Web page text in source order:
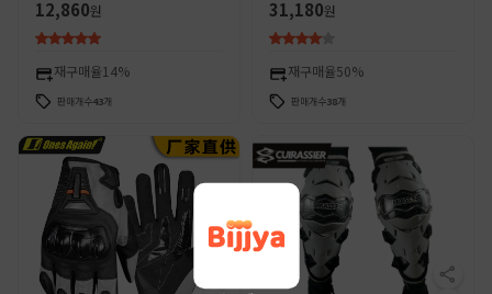
보호 장비
12,860원
재구매율 14%
판매개수43개
트리트 카 활동 조인트 화이트
31,180원
재구매율50%
판매개수38개